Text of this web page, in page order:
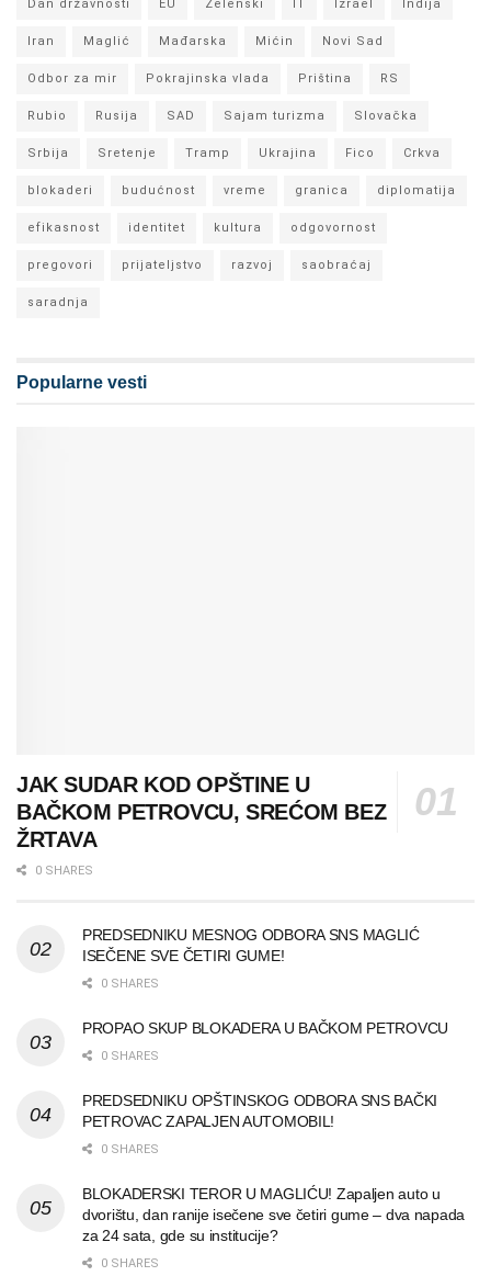
Dan državnosti EU Zelenski Izrael Indija
Iran Maglić Mađarska Mićin Novi Sad
Odbor za mir Pokrajinska vlada Priština RS
Rubio Rusija SAD Sajam turizma Slovačka
Srbija Sretenje Tramp Ukrajina Fico Crkva
blokaderi budućnost vreme granica diplomatija
efikasnost identitet kultura odgovornost
pregovori prijateljstvo razvoj saobraćaj
saradnja
Popularne vesti
JAK SUDAR KOD OPŠTINE U
BAČKOM PETROVCU, SREĆOM BEZ
ŽRTAVA
0 SHARES
PREDSEDNIKU MESNOG ODBORA SNS MAGLIĆ
ISEČENE SVE ČETIRI GUME!
0 SHARES
PROPAO SKUP BLOKADERA U BAČKOM PETROVCU
0 SHARES
PREDSEDNIKU OPŠTINSKOG ODBORA SNS BAČKI
PETROVAC ZAPALJEN AUTOMOBIL!
0 SHARES
BLOKADERSKI TEROR U MAGLIĆU! Zapaljen auto u
dvorištu, dan ranije isečene sve četiri gume – dva napada
za 24 sata, gde su institucije?
0 SHARES